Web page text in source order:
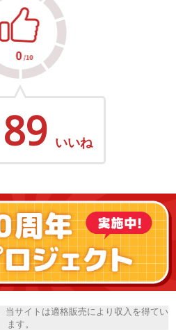
いいね
当サイトは適格販売により収入を得てい
ます。